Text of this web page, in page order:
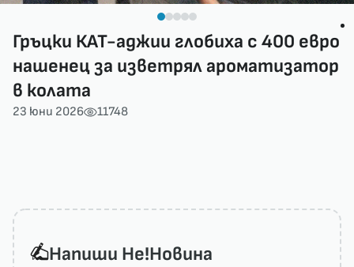
Гръцки КАТ-аджии глобиха с 400 евро
нашенец за изветрял ароматизатор
в колата
23 юни 2026 11748
Напиши He!Новина